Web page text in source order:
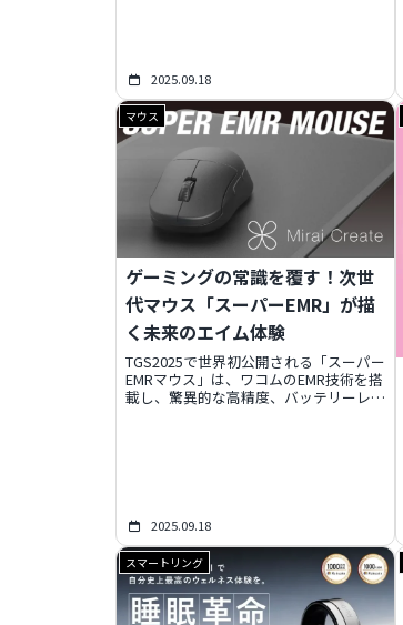
「Pure Cyclone」システムを搭載。エ
ントリーモデルの常識を覆す高性能と優
れたコストパフォーマンスで、あなたの
掃除体験を劇的に変えるでしょう。
2025.09.18
マウス
ゲーミングの常識を覆す！次世
代マウス「スーパーEMR」が描
く未来のエイム体験
TGS2025で世界初公開される「スーパー
EMRマウス」は、ワコムのEMR技術を搭
載し、驚異的な高精度、バッテリーレ
2025.09.18
スマートリング